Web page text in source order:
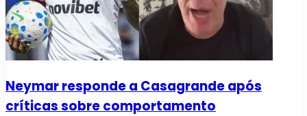
Neymar responde a Casagrande após
críticas sobre comportamento